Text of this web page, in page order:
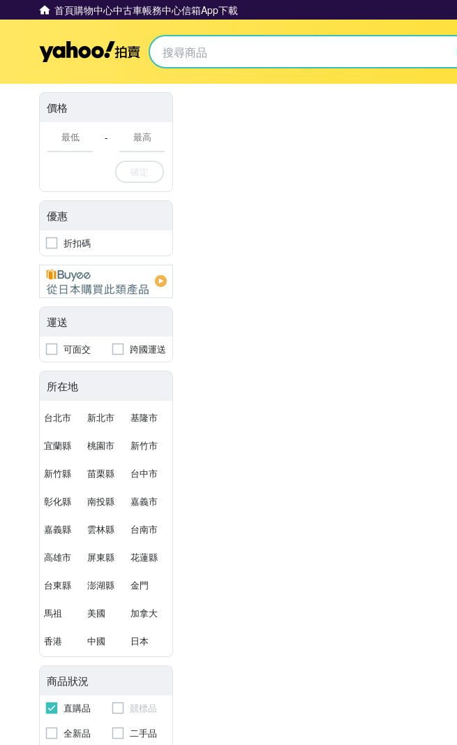
首頁購物中心中古車帳務中心信箱App下載
Yahoo拍賣
價格
-
確定
優惠
折扣碼
運送
可面交 跨國運送
所在地
台北市 新北市 基隆市
宜蘭縣 桃園市 新竹市
新竹縣 苗栗縣 台中市
彰化縣 南投縣 嘉義市
嘉義縣 雲林縣 台南市
高雄市 屏東縣 花蓮縣
台東縣 澎湖縣 金門
馬祖 美國 加拿大
香港 中國 日本
商品狀況
直購品
競標品
全新品
二手品